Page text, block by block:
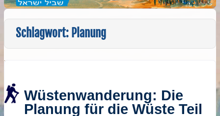
Schlagwort: Planung
Wüstenwanderung: Die
Planung für die Wüste Teil